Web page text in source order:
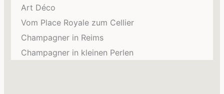
Art Déco
Vom Place Royale zum Cellier
Champagner in Reims
Champagner in kleinen Perlen